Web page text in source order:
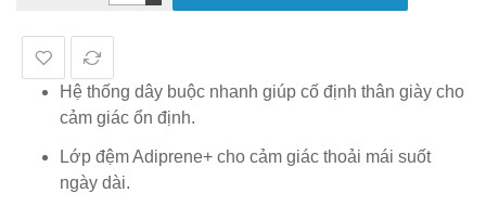
Hệ thống dây buộc nhanh giúp cố định thân giày cho
cảm giác ổn định.
Lớp đệm Adiprene+ cho cảm giác thoải mái suốt
ngày dài.